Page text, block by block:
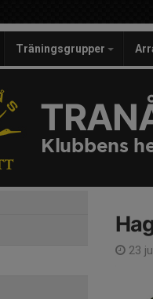
Träningsgrupper
Klubbens
23